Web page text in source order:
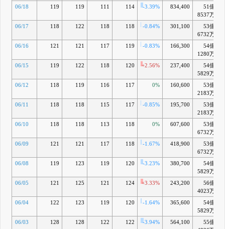
06/18 119 119 111 114 -3.39% 834,400
51億
8537万
06/17 118 122 118 118 -0.84% 301,100
53億
6732万
06/16 121 121 117 119 -0.83% 166,300
54億
1280万
06/15 119 122 118 120 +2.56% 237,400
54億
5829万
06/12
118 119 116 117 0% 160,600
53億
2183万
06/11 118 118 115 117 -0.85% 195,700
53億
2183万
06/10 118 118 113 118 0% 607,600
53億
6732万
06/09 121 121 117 118 -1.67% 418,900
53億
6732万
06/08 119 123 119 120 -3.23% 380,700
54億
5829万
06/05 121 125 121 124 +3.33% 243,200
56億
4023万
06/04 122 123 119 120 -1.64% 365,600
54億
5829万
06/03 128 128 122 122 -3.94% 564,100
55億